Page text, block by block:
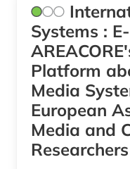
Systems :
Platform
Media
European
Media and